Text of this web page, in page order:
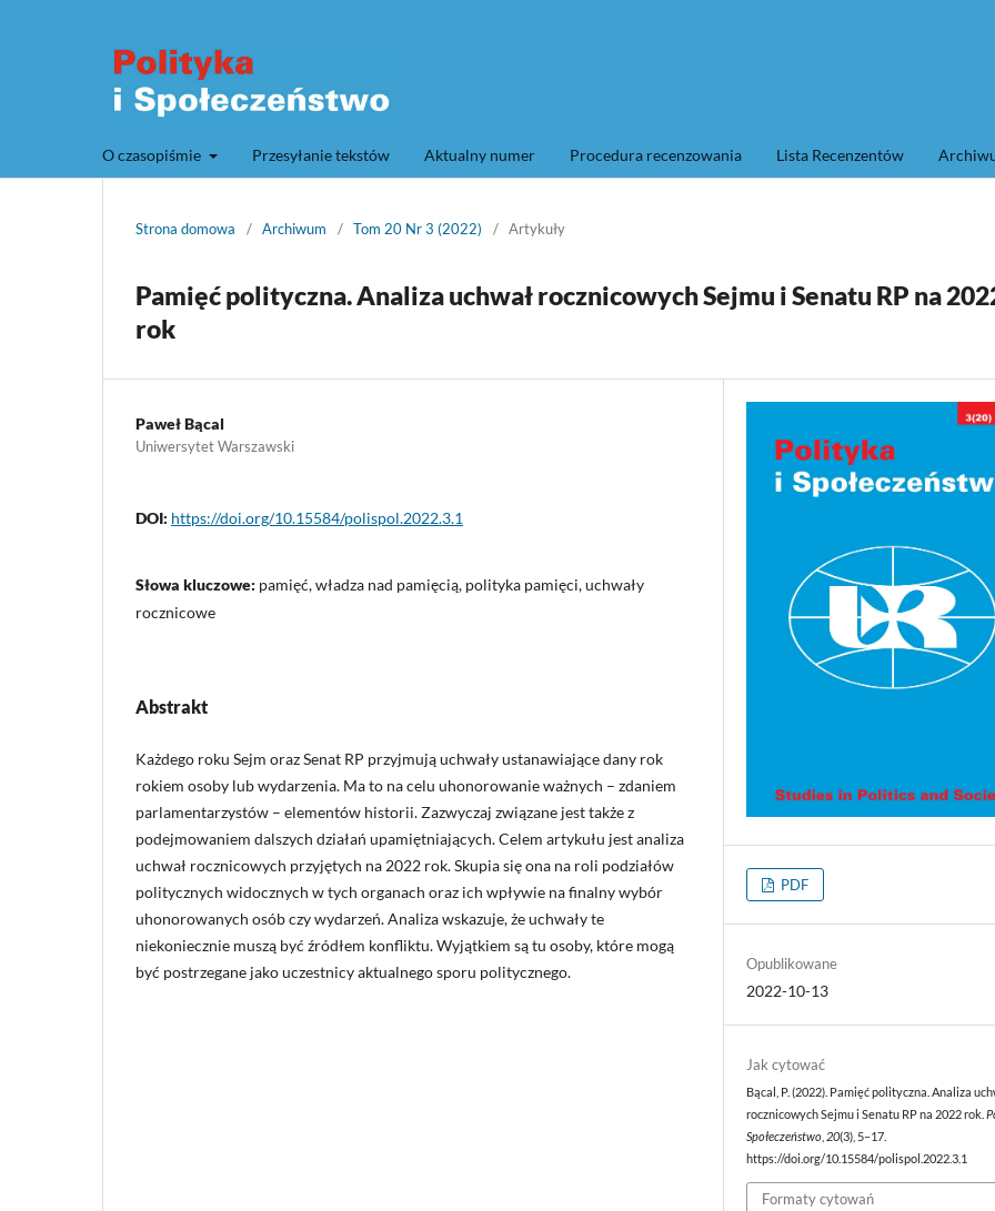
O czasopiśmie Przesyłanie tekstów Aktualny numer Procedura recenzowania Lista Recenzentów
Strona domowa / Archiwum / Tom 20 Nr 3 (2022) / Artykuły
Pamięć polityczna. Analiza uchwał rocznicowych Sejmu i Senatu RP na
rok
Paweł Bącal
Uniwersytet Warszawski
DOI: https://doi.org/10.15584/polispol.2022.3.1
Słowa kluczowe: pamięć, władza nad pamięcią, polityka pamięci, uchwały
rocznicowe
Abstrakt
Każdego roku Sejm oraz Senat RP przyjmują uchwały ustanawiające dany rok
rokiem osoby lub wydarzenia. Ma to na celu uhonorowanie ważnych – zdaniem
parlamentarzystów – elementów historii. Zazwyczaj związane jest także z
podejmowaniem dalszych działań upamiętniających. Celem artykułu jest analiza
uchwał rocznicowych przyjętych na 2022 rok. Skupia się ona na roli podziałów
politycznych widocznych w tych organach oraz ich wpływie na finalny wybór
uhonorowanych osób czy wydarzeń. Analiza wskazuje, że uchwały te
niekoniecznie muszą być źródłem konfliktu. Wyjątkiem są tu osoby, które mogą
być postrzegane jako uczestnicy aktualnego sporu politycznego.
PDF
Opublikowane
2022-10-13
Jak cytować
Bącal, P. (2022). Pamięć polityczna. Analiza
rocznicowych Sejmu i Senatu RP na 2022 rok.
Społeczeństwo 20(3), 5–17.
https://doi.org/10.15584/polispol.2022.3.1
Formaty cytowań